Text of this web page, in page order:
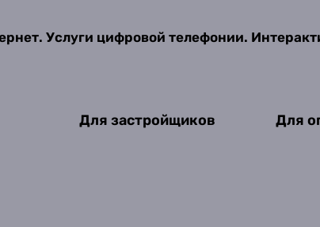
Услуги цифровой телефонии.
Для застройщиков Для